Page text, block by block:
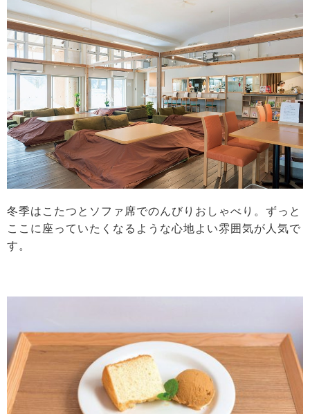
冬季はこたつとソファ席でのんびりおしゃべり。ずっと
ここに座っていたくなるような心地よい雰囲気が人気で
す。